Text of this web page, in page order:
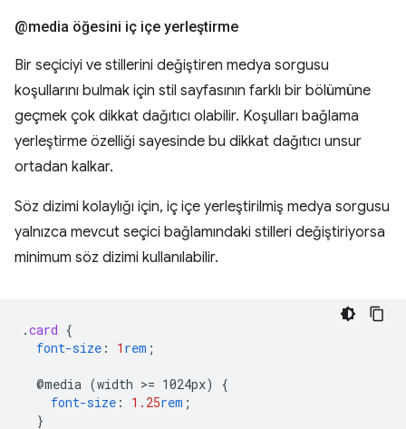
@media öğesini iç içe yerleştirme
Bir seçiciyi ve stillerini değiştiren medya sorgusu
koşullarını bulmak için stil sayfasının farklı bir bölümüne
geçmek çok dikkat dağıtıcı olabilir. Koşulları bağlama
yerleştirme özelliği sayesinde bu dikkat dağıtıcı unsur
ortadan kalkar.
Söz dizimi kolaylığı için, iç içe yerleştirilmiş medya sorgusu
yalnızca mevcut seçici bağlamındaki stilleri değiştiriyorsa
minimum söz dizimi kullanılabilir.
.card {
font-size : 1 rem ;
@media (width >= 1024px)
{
font-size : 1.25rem ;
}